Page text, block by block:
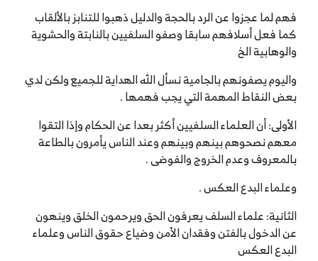
فهم لما عجزوا عن الرد بالحجة والدليل ذهبوا للتنابز بالألقاب
كما فعل أسلافهم سابقا وصفو السلفيين بالنابتة والحشوية
والوهابية الخ
واليوم يصفونهم بالجامية نسأل الله الهداية للجميع ولكن لدي
بعض النقاط المهمة التي يجب فهمها .
الأولى: أن العلماء السلفيين أكثر بعدا عن الحكام وإذا التقوا
معهم نصحوهم بينهم وبينهم وعند الناس يأمرون بالطاعة
بالمعروف وعدم الخروج والفوضى .
وعلماء البدع العكس .
الثانية: علماء السلف يعرفون الحق ويرحمون الخلق وينهون
عن الدخول بالفتن وفقدان الأمن وضياع حقوق الناس وعلماء
البدع العكس